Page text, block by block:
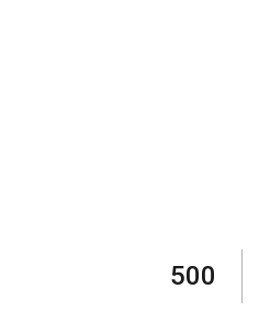
500